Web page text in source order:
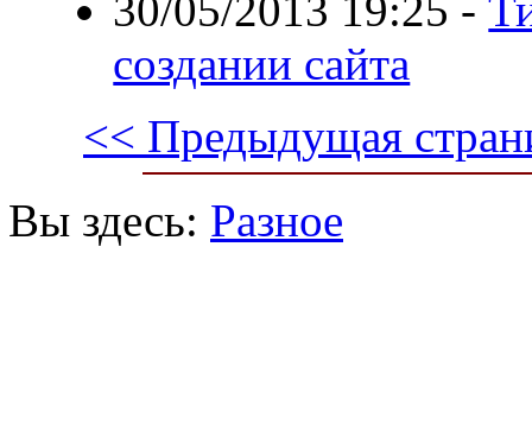
создании сайта
<< Предыдущая
Вы здесь: Разное